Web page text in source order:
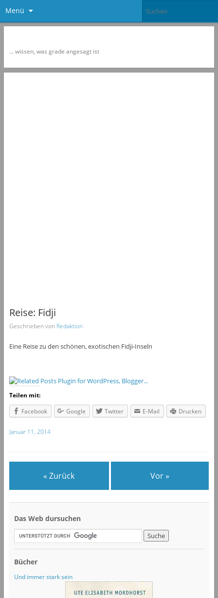
Menü
… wissen, was grade angesagt ist
Reise: Fidji
Geschrieben von Redaktion
Eine Reise zu den schönen, exotischen Fidji-Inseln
Teilen mit:
Facebook
Google Twitter E-Mail Drucken
Januar 11, 2014
« Zurück Vor »
Das Web dursuchen
Bücher
Und immer stark sein